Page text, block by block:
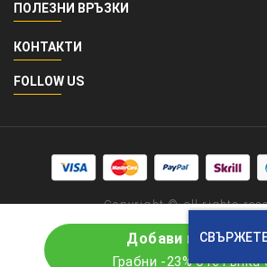
Добави в
Грабни -23% отстъпка
ПОЛЕЗНИ ВРЪЗКИ
КОНТАКТИ
FOLLOW US
Copyright © all rights